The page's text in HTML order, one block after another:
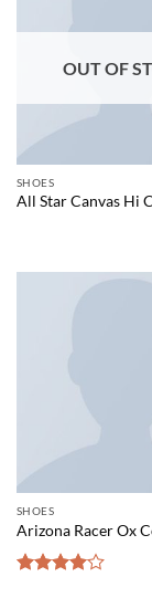
OUT OF
SHOES
All Star Canvas Hi
SHOES
Arizona Racer Ox